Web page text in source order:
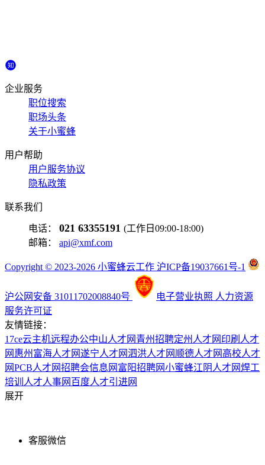
企业服务
职位搜索
职场头条
关于小蜜蜂
用户帮助
用户服务协议
隐私政策
联系我们
电话： 021 63355191 (工作日09:00-18:00)
邮箱： api@xmf.com
Copyright © 2023-2026 小蜜蜂云工作 沪ICP备19037661号-1
沪公网安备 31011702008840号 电子营业执照 人力资源
服务许可证
友情链接：
17ce云主机远程办公中山人才网 青州招聘定州人才网 印刷人才
网 惠州富海人才网遂宁人才网泗洪人才网 顺德人才网 高校人才
网PCB人才网招聘会信息网 富阳招聘网小蜜蜂江阴人才网焊工
培训 人才人事网 百度人才引进网
展开
客服微信